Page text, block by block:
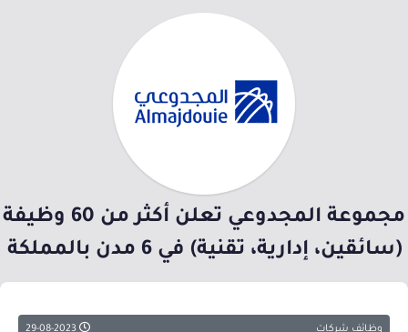
مجموعة المجدوعي تعلن أكثر من 60 وظيفة
(سائقين، إدارية، تقنية) في 6 مدن بالمملكة
وظائف شركات